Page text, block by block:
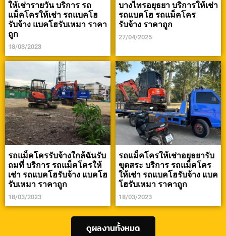
ให้เช่ารายวัน บริการ รถ
แม็คโครให้เช่า รถแบคโฮ
รับจ้าง แบคโฮรับเหมา ราคา
ถูก
18/03/2023
บางไทรอยุธยา บริการให้เช่า
รถแบคโฮ รถแม็คโคร
รับจ้าง ราคาถูก
27/04/2025
รถแม็คโครรับจ้างใกล้ฉันรับ
ถมที่ บริการ รถแม็คโครให้
เช่า รถแบคโฮรับจ้าง แบคโฮ
รับเหมา ราคาถูก
18/03/2023
รถแม็คโครให้เช่าอยุธยารับ
ขุดสระ บริการ รถแม็คโคร
ให้เช่า รถแบคโฮรับจ้าง แบค
โฮรับเหมา ราคาถูก
18/03/2023
ดูผลงานทั้งหมด